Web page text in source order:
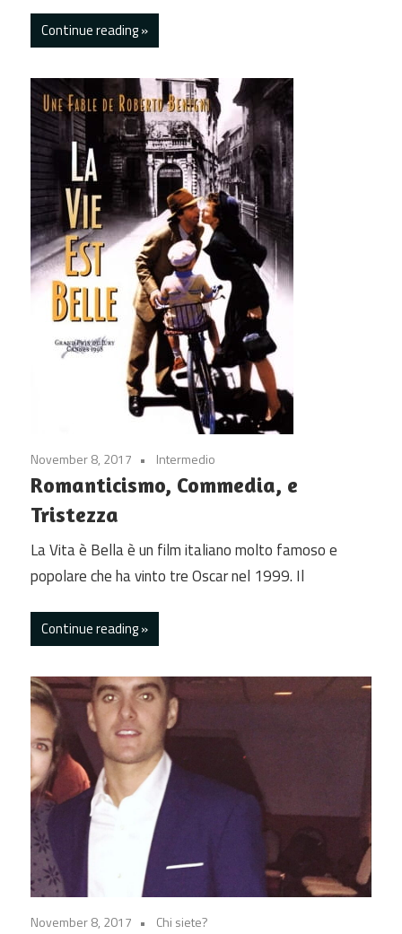
Continue reading
November 8, 2017 Intermedio
Romanticismo, Commedia, e
Tristezza
La Vita è Bella è un film italiano molto famoso e
popolare che ha vinto tre Oscar nel 1999. Il
Continue reading
November 8, 2017 Chi siete?